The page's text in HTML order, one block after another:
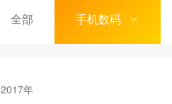
全部 手机数码
2017年